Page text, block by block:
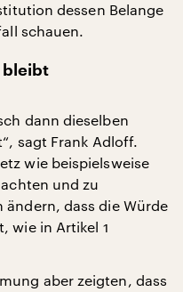
dessen Belange
schauen.
bleibt
dann dieselben
sagt Frank Adloff.
wie beispielsweise
und zu
dass die Würde
wie in Artikel 1
aber zeigten, dass